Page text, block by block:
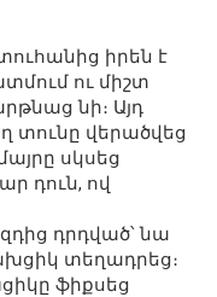
իրեն է
ու միշտ
նի։ Այդ
տունը վերածվեց
սկսեց
դուն, ով
դրդված՝ նա
տեղադրեց։
ֆիքսեց